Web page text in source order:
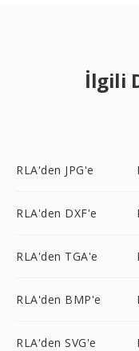
İlgili
RLA'den JPG'e
RLA'den DXF'e
RLA'den TGA'e
RLA'den BMP'e
RLA'den SVG'e